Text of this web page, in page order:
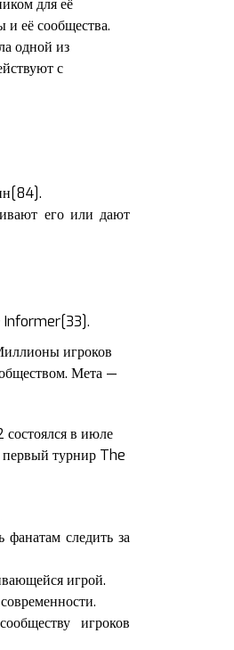
её сообщества.
одной из
с
его или дают
Informer[33].
игроков
Мета —
в июле
первый турнир The
следить за
игрой.
игроков